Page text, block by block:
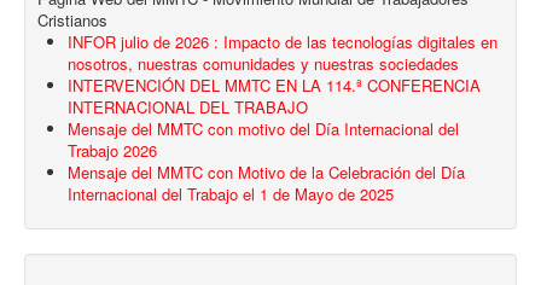
Cristianos
INFOR julio de 2026 : Impacto de las tecnologías digitales en
nosotros, nuestras comunidades y nuestras sociedades
INTERVENCIÓN DEL MMTC EN LA 114.ª CONFERENCIA
INTERNACIONAL DEL TRABAJO
Mensaje del MMTC con motivo del Día Internacional del
Trabajo 2026
Mensaje del MMTC con Motivo de la Celebración del Día
Internacional del Trabajo el 1 de Mayo de 2025